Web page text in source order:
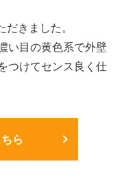
きました。
い目の黄色系で外壁
つけてセンス良く仕
ら